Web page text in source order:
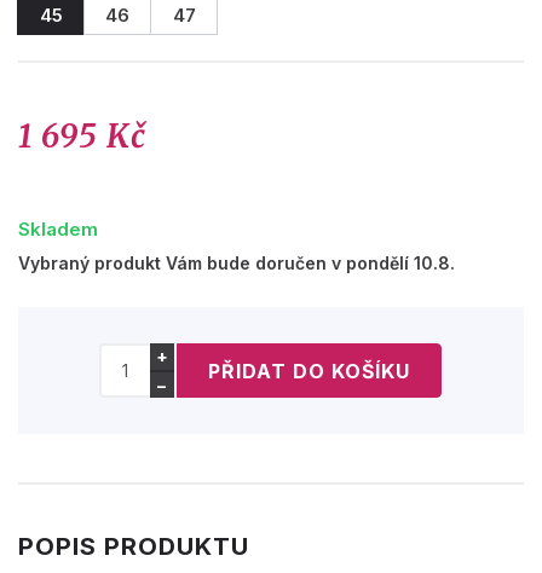
45 46 47
1 695 Kč
Skladem
Vybraný produkt Vám bude doručen v pondělí 10.8.
+
−
POPIS PRODUKTU